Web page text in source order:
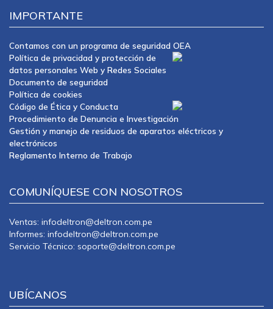
IMPORTANTE
Contamos con un programa de seguridad OEA
Política de privacidad y protección de
datos personales Web y Redes Sociales
Documento de seguridad
Política de cookies
Código de Ética y Conducta
Procedimiento de Denuncia e Investigación
Gestión y manejo de residuos de aparatos eléctricos y
electrónicos
Reglamento Interno de Trabajo
COMUNÍQUESE CON NOSOTROS
Ventas: infodeltron@deltron.com.pe
Informes: infodeltron@deltron.com.pe
Servicio Técnico: soporte@deltron.com.pe
UBÍCANOS